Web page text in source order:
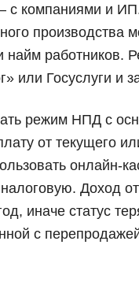
с компаниями и
производства
работников.
или Госуслуги и
режим НПД с
от текущего
онлайн-
Доход
иначе статус
с